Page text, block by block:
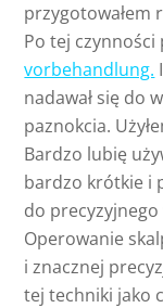
przygotowałem
Po tej czynności
vorbehandlung.
nadawał się do
paznokcia.
Bardzo lubię
bardzo krótkie i
do
Operowanie
i znacznej
tej techniki jako